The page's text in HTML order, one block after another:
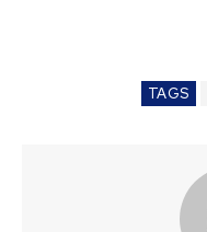
TAGS